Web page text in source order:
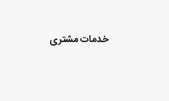
خدمات مشتری